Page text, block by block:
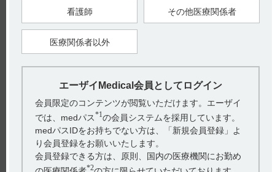
添加物としてカルナウバロウ、含水二酸化ケイ素、結晶セルロ
ース、酸化チタン、ステアリン酸、ステアリン酸カルシウム、
ン、乳糖水和物、白色セラック、ヒドロキシプロピルセルロー
ス、プルラン、ポビドン、マクロゴール6000を含有する。
色の細粒剤である。
添加物として含水二酸化ケイ素、結晶セルロース、赤色102
号、トウモロコシデンプン、ヒドロキシプロピルセルロース、
D－マンニトールを含有する。
２．製剤の性状
看護師 その他医療関係者
医療関係者以外
エーザイMedical会員としてログイン
会員限定のコンテンツが閲覧いただけます。エーザイ
では、medパス*1の会員システムを採用しています。
medパスIDをお持ちでない方は、「新規会員登録」よ
り会員登録をお願いいたします。
会員登録できる方は、原則、国内の医療機関にお勤め
*2